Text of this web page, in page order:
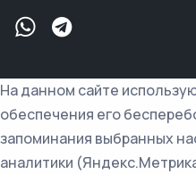
На данном сайте
обеспечения его
запоминания выбранных
аналитики